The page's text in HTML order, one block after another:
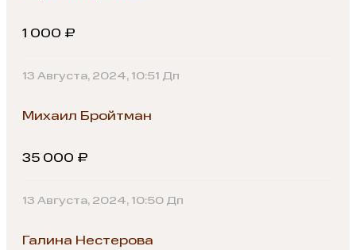
1 000 ₽
13 Августа, 2024, 10:51 Дп
Михаил Бройтман
35 000 ₽
13 Августа, 2024, 10:50 Дп
Галина Нестерова